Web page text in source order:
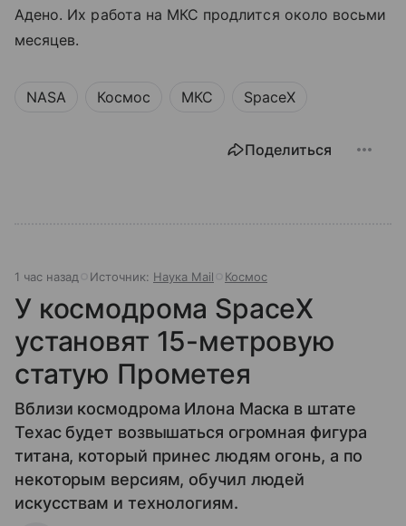
Адено. Их работа на МКС продлится около восьми
месяцев.
NASA Космос МКС SpaceX
Поделиться
1 час назад Источник: Наука Mail Космос
У космодрома SpaceX
установят 15-метровую
статую Прометея
Вблизи космодрома Илона Маска в штате
Техас будет возвышаться огромная фигура
титана, который принес людям огонь, а по
некоторым версиям, обучил людей
искусствам и технологиям.